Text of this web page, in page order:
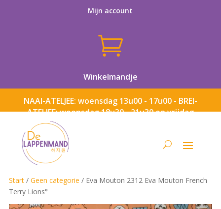
Mijn account

Winkelmandje
NAAI-ATELJEE: woensdag 13u00 - 17u00 - BREI-
ATELJEE: woensdag 18u30 - 21u30 en vrijdag
Start/ Geen categorie / Eva Mouton 2312 Eva Mouton French
Terry Lions°